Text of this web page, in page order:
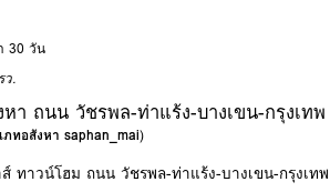
30 วัน
ว.
า ถนน วัชรพล-ท่าแร้ง-บางเขน-กรุงเทพ
ภทอสังหา saphan_mai)
ทาวน์โฮม ถนน วัชรพล-ท่าแร้ง-บางเขน-กรุงเทพ